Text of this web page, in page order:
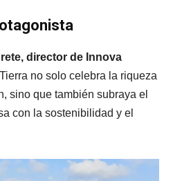
director de Innova
no solo celebra la riqueza
sino que también subraya el
con la sostenibilidad y el